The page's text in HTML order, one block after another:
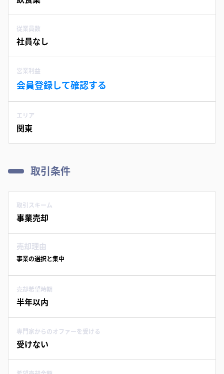
従業員数
社員なし
営業利益
会員登録して確認する
エリア
関東
取引条件
取引スキーム
事業売却
売却理由
事業の選択と集中
売却希望時期
半年以内
専門家からのオファーを受ける
受けない